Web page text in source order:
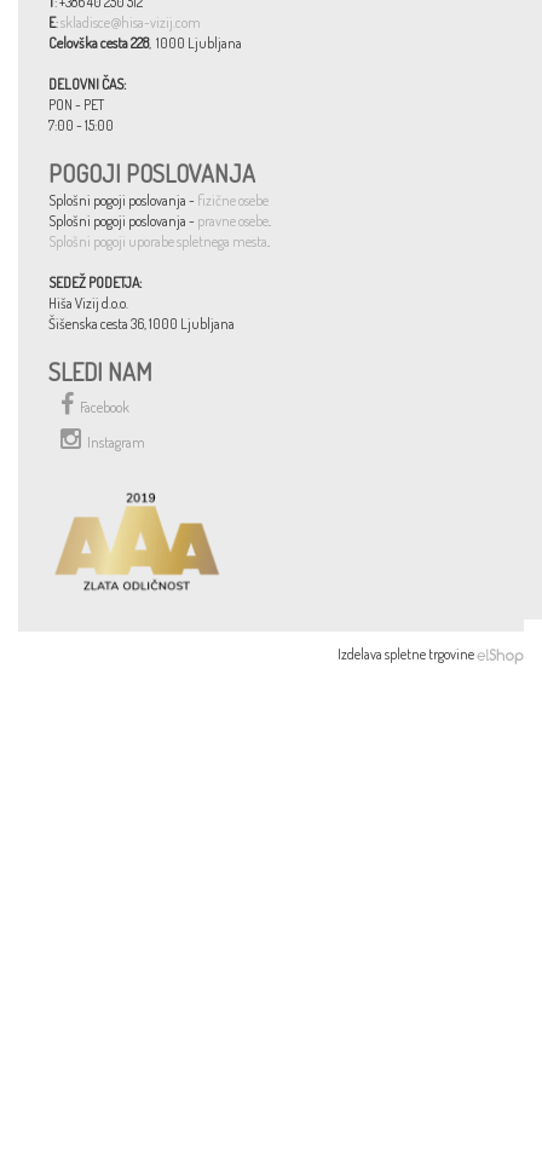
E:skladisce@hisa-vizij.com
Celovška cesta 228, 1000 Ljubljana
DELOVNI ČAS:
PON - PET
7:00 - 15:00
POGOJI POSLOVANJA
Splošni pogoji poslovanja - fizične osebe
Splošni pogoji poslovanja - pravne osebe.
Splošni pogoji uporabe spletnega mesta.
SEDEŽ PODETJA:
Hiša Vizij d.o.o.
Šišenska cesta 36, 1000 Ljubljana
SLEDI NAM
Facebook
Instagram
Izdelava spletne trgovine